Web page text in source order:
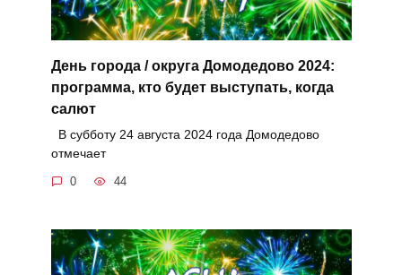
День города / округа Домодедово 2024:
программа, кто будет выступать, когда
салют
В субботу 24 августа 2024 года Домодедово
отмечает
0 44